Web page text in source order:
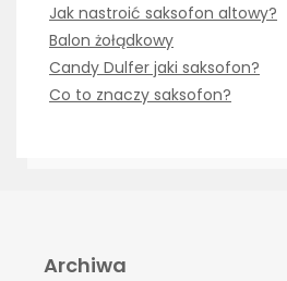
Jak nastroić saksofon altowy?
Balon żołądkowy
Candy Dulfer jaki saksofon?
Co to znaczy saksofon?
Archiwa